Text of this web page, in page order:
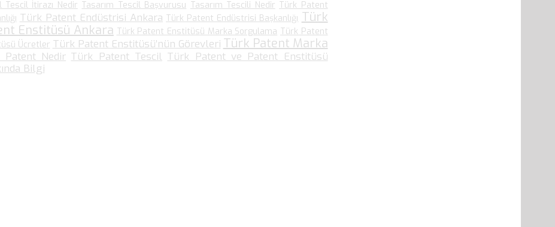
Tescil İtirazı Nedir Tasarım Tescil Başvurusu Tasarım Tescili Nedir Türk Patent
Türk Patent Endüstrisi Ankara Türk Patent Endüstrisi Başkanlığı Türk
Enstitüsü Ankara Türk Patent Enstitüsü Marka Sorgulama Türk Patent
Ücretler Türk Patent Enstitüsü’nün Görevleri Türk Patent Marka
Patent Nedir Türk Patent Tescil Türk Patent ve Patent Enstitüsü
Bilgi